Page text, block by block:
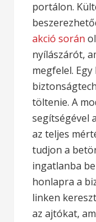
portálon.
akció során
nyílászárót,
megfelel.
töltenie. A
segítségével
az teljes
tudjon a
ingatlanba
honlapra a
linken
az ajtókat,